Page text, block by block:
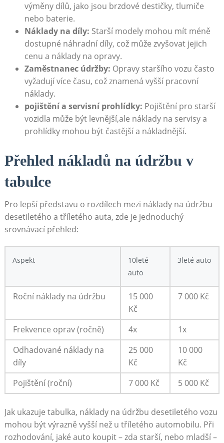
výměny dílů,‌ jako jsou brzdové ⁤destičky, tlumiče
nebo baterie.
Náklady​ na díly: Starší⁤ modely mohou mít méně
dostupné náhradní‌ díly, což‌ může zvyšovat jejich ​
cenu a náklady na opravy.
Zaměstnanec údržby: Opravy staršího vozu často
vyžadují více ‍času, což⁣ znamená vyšší pracovní
náklady.
pojištění a⁤ servisní prohlídky: Pojištění⁤ pro starší
vozidla může být levnější,ale náklady na servisy a
prohlídky mohou ⁣být častější ​a nákladnější.
Přehled nákladů na‌ údržbu v
tabulce
Pro lepší představu‌ o rozdílech⁢ mezi náklady na údržbu
desetiletého a tříletého auta, zde je jednoduchý
srovnávací⁤ přehled:
Aspekt
10leté
auto
3leté auto
Roční náklady na ⁣údržbu
15 000
Kč
7 000 Kč
Frekvence ⁣oprav (ročně) 4x
1x
Odhadované‌ náklady na⁢
díly
25 000
‌Kč
10 000
Kč
Pojištění (roční)
7 ⁣000 Kč 5 000 Kč
Jak⁣ ukazuje tabulka, náklady na údržbu desetiletého vozu
mohou být ‍výrazně vyšší ‍než u tříletého automobilu. ‍Při⁣
rozhodování, jaké auto koupit – ⁢zda starší, nebo⁢ mladší –